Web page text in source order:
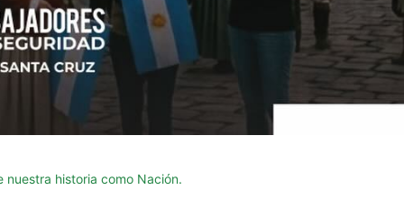
nuestra historia como Nación.